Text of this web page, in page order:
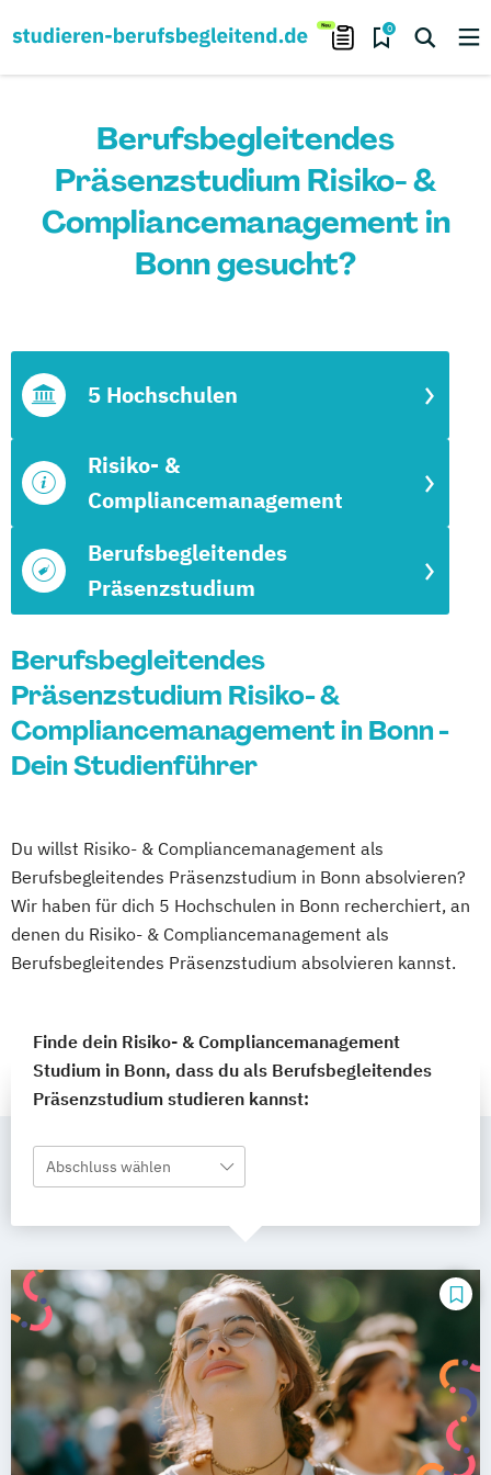
0
Berufsbegleitendes
Präsenzstudium Risiko- &
Compliancemanagement in
Bonn gesucht?
Berufsbegleitendes
Präsenzstudium
Risiko- &
Compliancemanagement
5 Hochschulen
Berufsbegleitendes
Präsenzstudium Risiko- &
Compliancemanagement in Bonn -
Dein Studienführer
Du willst Risiko- & Compliancemanagement als
Berufsbegleitendes Präsenzstudium in Bonn absolvieren?
Wir haben für dich 5 Hochschulen in Bonn recherchiert, an
denen du Risiko- & Compliancemanagement als
Berufsbegleitendes Präsenzstudium absolvieren kannst.
Finde dein Risiko- & Compliancemanagement
Studium in Bonn, dass du als Berufsbegleitendes
Präsenzstudium studieren kannst:
Abschluss wählen